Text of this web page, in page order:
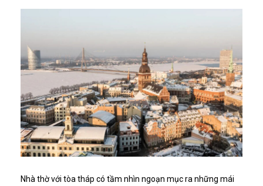
Nhà thờ với tòa tháp có tầm nhìn ngoạn mục ra những mái